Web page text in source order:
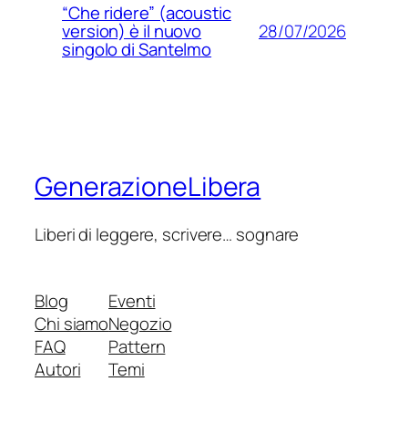
“Che ridere” (acoustic
version) è il nuovo
singolo di Santelmo
28/07/2026
GenerazioneLibera
Liberi di leggere, scrivere… sognare
Blog
Chi siamo
FAQ
Autori
Eventi
Negozio
Pattern
Temi